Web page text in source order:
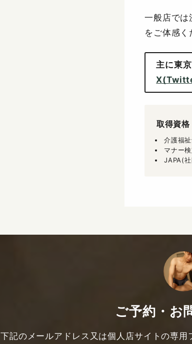
一般店では
をご体感く
主に東
取得資格
介護福
マナー
JAPA(
ご予約・お
下記のメールアドレス又は個人店サイトの専用